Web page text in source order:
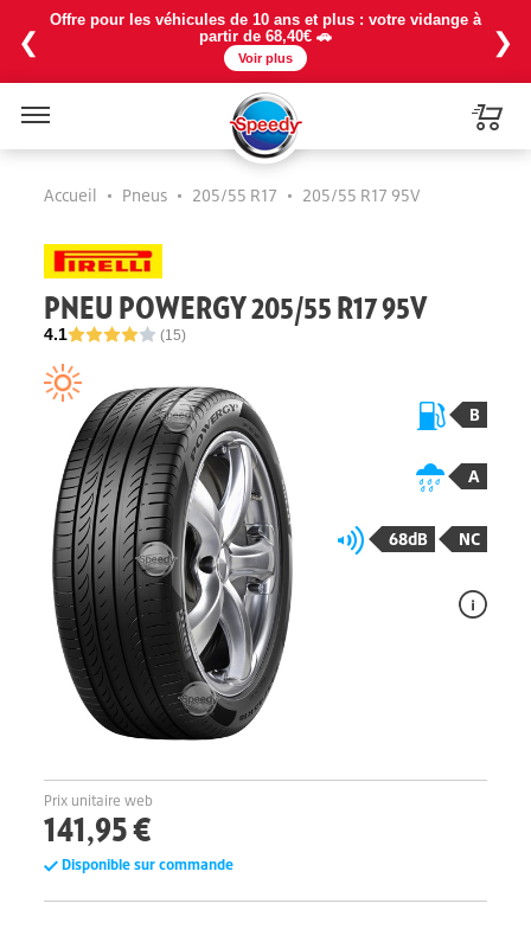
❮
Offre pour les véhicules de 10 ans et plus : votre vidange à
partir de 68,40€ 🚗
Voir plus
❯
Accueil • Pneus • 205/55 R17 • 205/55 R17 95V
PNEU POWERGY 205/55 R17 95V
4.1 (15)
B
A
68dB NC
Prix unitaire web
141,95 €
Disponible sur commande